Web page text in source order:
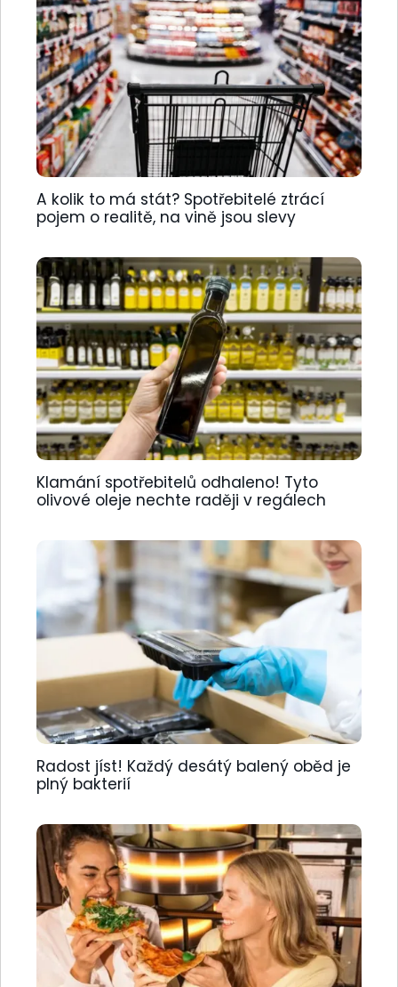
A kolik to má stát? Spotřebitelé ztrácí
pojem o realitě, na vině jsou slevy
Klamání spotřebitelů odhaleno! Tyto
olivové oleje nechte raději v regálech
Radost jíst! Každý desátý balený oběd je
plný bakterií